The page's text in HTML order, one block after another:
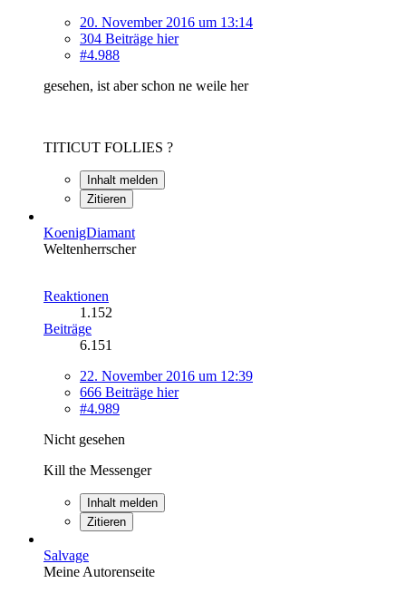
20. November 2016 um 13:14
304 Beiträge hier
#4.988
gesehen, ist aber schon ne weile her
TITICUT FOLLIES ?
Inhalt melden
Zitieren
KoenigDiamant
Weltenherrscher
Reaktionen
1.152
Beiträge
6.151
22. November 2016 um 12:39
666 Beiträge hier
#4.989
Nicht gesehen
Kill the Messenger
Inhalt melden
Zitieren
Salvage
Meine Autorenseite